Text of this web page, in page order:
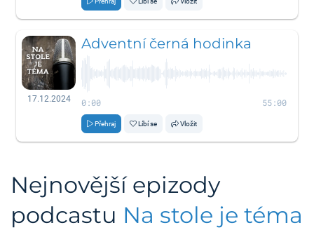
17.12.2024
Adventní černá hodinka
0:00 55:00
Přehraj Líbí se Vložit
Nejnovější epizody
podcastu Na stole je téma